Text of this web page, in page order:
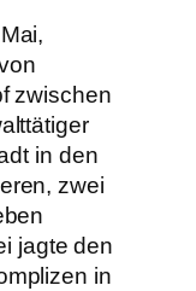
zwischen
in den
zwei
jagte den
in